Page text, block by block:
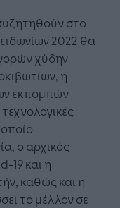
στο
2022 θα
χύδην
η
εκπομπών
ο αρχικός
19 και η
καθώς και η
το μέλλον σε